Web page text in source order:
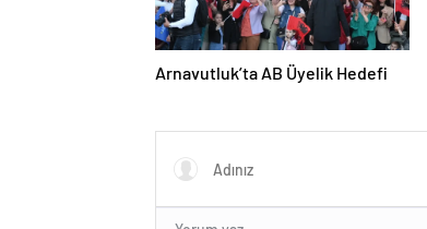
Arnavutluk’ta AB Üyelik Hedefi